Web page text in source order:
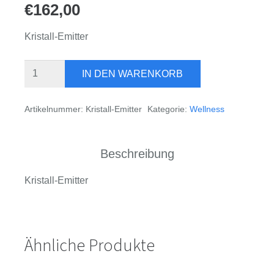
€162,00
Kristall-Emitter
IQ-
IN DEN WARENKORB
Artikelnummer: Kristall-Emitter Kategorie: Wellness
Beschreibung
Kristall-Emitter
Ähnliche Produkte